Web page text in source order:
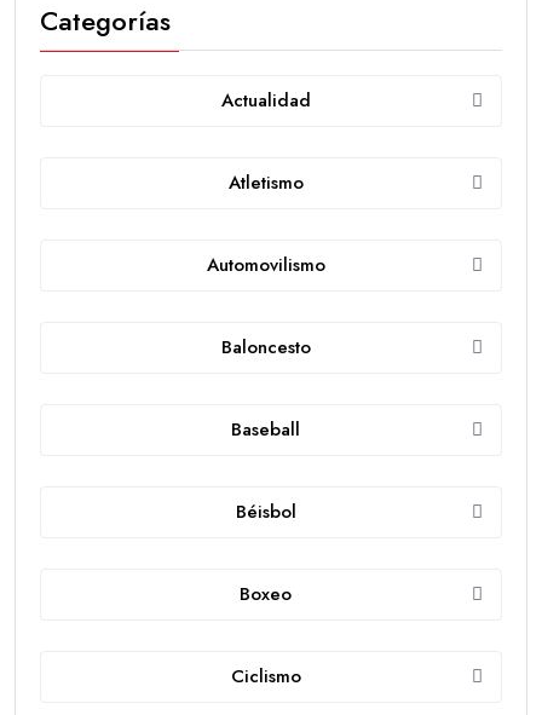
Categorías
Actualidad
Atletismo
Automovilismo
Baloncesto
Baseball
Béisbol
Boxeo
Ciclismo